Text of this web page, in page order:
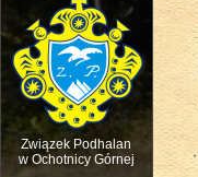
Związek Podhalan
w Ochotnicy Górnej